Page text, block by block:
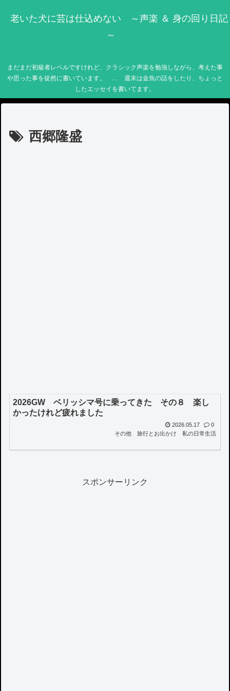
老いた犬に芸は仕込めない ～声楽 ＆ 身の回り日記
～
まだまだ初級者レベルですけれど、クラシック声楽を勉強しながら、考えた事
や思った事を徒然に書いています。 … 週末は金魚の話をしたり、ちょっと
したエッセイを書いてます。
西郷隆盛
2026GW ベリッシマ号に乗ってきた その８ 楽し
かったけれど疲れました
2026.05.17
0
その他
旅行とお出かけ 私の日常生活
スポンサーリンク